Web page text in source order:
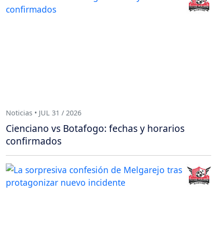
Noticias • JUL 31 / 2026
Cienciano vs Botafogo: fechas y horarios
confirmados